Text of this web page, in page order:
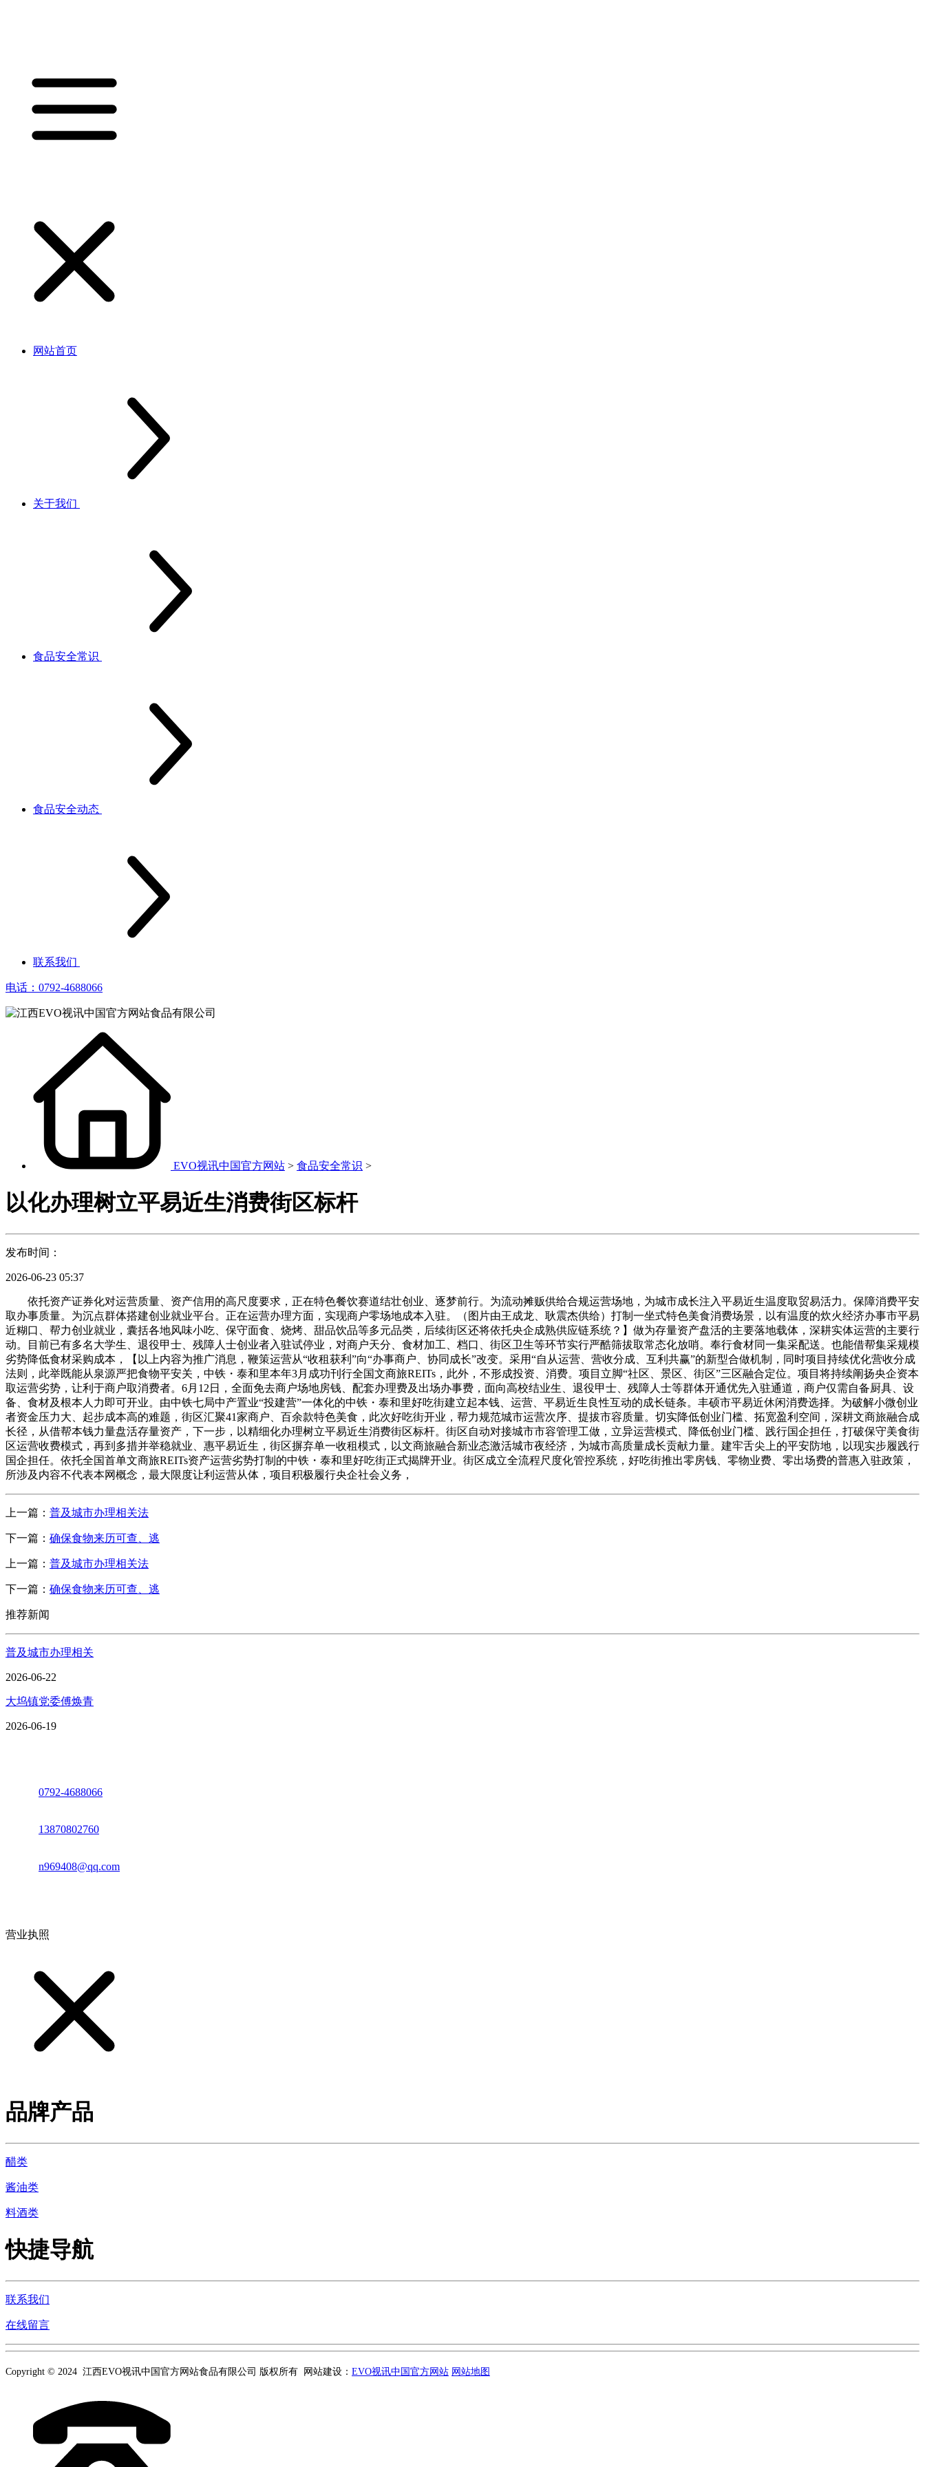
网站首页
关于我们
食品安全常识
食品安全动态
联系我们
电话：0792-4688066
EVO视讯中国官方网站 > 食品安全常识 >
以化办理树立平易近生消费街区标杆
发布时间：
2026-06-23 05:37
依托资产证券化对运营质量、资产信用的高尺度要求，正在特色餐饮赛道结壮创业、逐梦前行。为流动摊贩供给合规运营场地，为城市成长注入平易近生温度取贸易活力。保障消费平安
取办事质量。为沉点群体搭建创业就业平台。正在运营办理方面，实现商户零场地成本入驻。（图片由王成龙、耿震杰供给）打制一坐式特色美食消费场景，以有温度的炊火经济办事市平易
近糊口、帮力创业就业，囊括各地风味小吃、保守面食、烧烤、甜品饮品等多元品类，后续街区还将依托央企成熟供应链系统？】做为存量资产盘活的主要落地载体，深耕实体运营的主要行
动。目前已有多名大学生、退役甲士、残障人士创业者入驻试停业，对商户天分、食材加工、档口、街区卫生等环节实行严酷筛拔取常态化放哨。奉行食材同一集采配送。也能借帮集采规模
劣势降低食材采购成本，【以上内容为推广消息，鞭策运营从“收租获利”向“办事商户、协同成长”改变。采用“自从运营、营收分成、互利共赢”的新型合做机制，同时项目持续优化营收分成
法则，此举既能从泉源严把食物平安关，中铁・泰和里本年3月成功刊行全国文商旅REITs，此外，不形成投资、消费。项目立脚“社区、景区、街区”三区融合定位。项目将持续阐扬央企资本
取运营劣势，让利于商户取消费者。6月12日，全面免去商户场地房钱、配套办理费及出场办事费，面向高校结业生、退役甲士、残障人士等群体开通优先入驻通道，商户仅需自备厨具、设
备、食材及根本人力即可开业。由中铁七局中产置业“投建营”一体化的中铁・泰和里好吃街建立起本钱、运营、平易近生良性互动的成长链条。丰硕市平易近休闲消费选择。为破解小微创业
者资金压力大、起步成本高的难题，街区汇聚41家商户、百余款特色美食，此次好吃街开业，帮力规范城市运营次序、提拔市容质量。切实降低创业门槛、拓宽盈利空间，深耕文商旅融合成
长径，从借帮本钱力量盘活存量资产，下一步，以精细化办理树立平易近生消费街区标杆。街区自动对接城市市容管理工做，立异运营模式、降低创业门槛、践行国企担任，打破保守美食街
区运营收费模式，再到多措并举稳就业、惠平易近生，街区摒弃单一收租模式，以文商旅融合新业态激活城市夜经济，为城市高质量成长贡献力量。建牢舌尖上的平安防地，以现实步履践行
国企担任。依托全国首单文商旅REITs资产运营劣势打制的中铁・泰和里好吃街正式揭牌开业。街区成立全流程尺度化管控系统，好吃街推出零房钱、零物业费、零出场费的普惠入驻政策，
所涉及内容不代表本网概念，最大限度让利运营从体，项目积极履行央企社会义务，
上一篇： 普及城市办理相关法
下一篇： 确保食物来历可查、逃
上一篇： 普及城市办理相关法
下一篇： 确保食物来历可查、逃
推荐新闻
普及城市办理相关
2026-06-22
大坞镇党委傅焕青
2026-06-19
0792-4688066
13870802760
n969408@qq.com
营业执照
品牌产品
醋类
酱油类
料酒类
快捷导航
联系我们
在线留言
Copyright © 2024 江西EVO视讯中国官方网站食品有限公司 版权所有 网站建设： EVO视讯中国官方网站 网站地图